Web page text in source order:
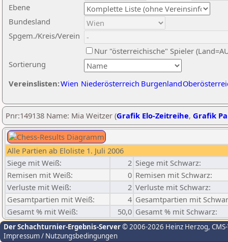
Ebene
Sortierung
Bundesland
Spgem./Kreis/Verein
Nur "österreichische" Spieler
Vereinslisten:Wien Niederösterreich Burgenland
Pnr:149138 Name: Mia Weitzer (Grafik Elo-Zeitreihe, Grafik
Alle Partien ab Eloliste 1. Juli 2006
Siege mit Weiß:
2 Siege mit Schwarz:
Remisen mit Weiß:
0 Remisen mit Schwarz:
Verluste mit Weiß:
2 Verluste mit Schwarz:
Gesamtpartien mit Weiß:
4 Gesamtpartien mit
Gesamt % mit Weiß:
50,0 Gesamt % mit Schwarz:
Der Schachturnier-Ergebnis-Server© 2006-2026 Heinz Herzog,
Impressum / Nutzungsbedingungen